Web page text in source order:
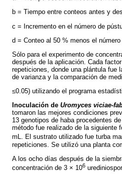
b = Tiempo entre conteos antes y
c = Incremento en el número de
d = Conteo al 50 % menos el
Sólo para el experimento de
después de la aplicación. Cada
repeticiones, donde una plántula fue
de varianza y la comparación de
≤0.05) utilizando el programa
Inoculación de Uromyces viciae-
tomaron las mejores condiciones
13 genotipos de haba procedentes
método fue realizado de la siguiente
mL. El sustrato utilizado fue turba
repeticiones. Se utilizó una planta
A los ocho días después de la
concentración de 3 × 106